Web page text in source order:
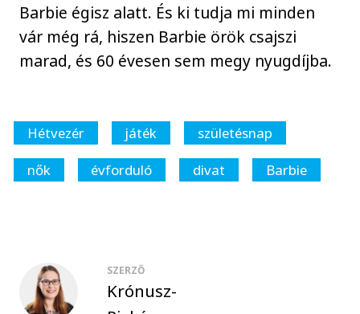
Barbie égisz alatt. És ki tudja mi minden
vár még rá, hiszen Barbie örök csajszi
marad, és 60 évesen sem megy nyugdíjba.
Hétvezér játék
születésnap
nők
évforduló divat Barbie
SZERZŐ
Krónusz-